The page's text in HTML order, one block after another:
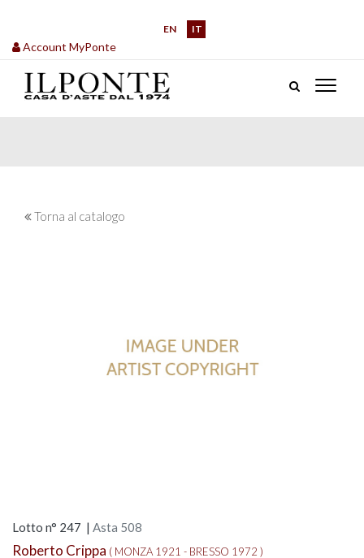
EN IT
Account MyPonte
Torna al catalogo
Lotto n° 247 | Asta 508
Roberto Crippa ( MONZA 1921 - BRESSO 1972 )